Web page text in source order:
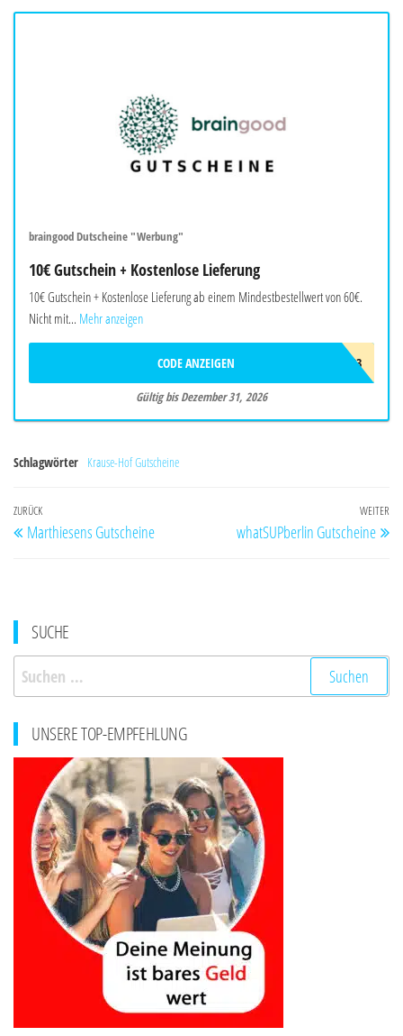
braingood Dutscheine "Werbung"
10€ Gutschein + Kostenlose Lieferung
10€ Gutschein + Kostenlose Lieferung ab einem Mindestbestellwert von 60€.
Nicht mit... Mehr anzeigen
BRAW403
CODE ANZEIGEN
Gültig bis Dezember 31, 2026
Schlagwörter Krause-Hof Gutscheine
Beitragsnavigation
Vorheriger
Beitrag
ZURÜCK
Marthiesens Gutscheine
WEITER
whatSUPberlin Gutscheine
SUCHE
Suchen
nach:
UNSERE TOP-EMPFEHLUNG